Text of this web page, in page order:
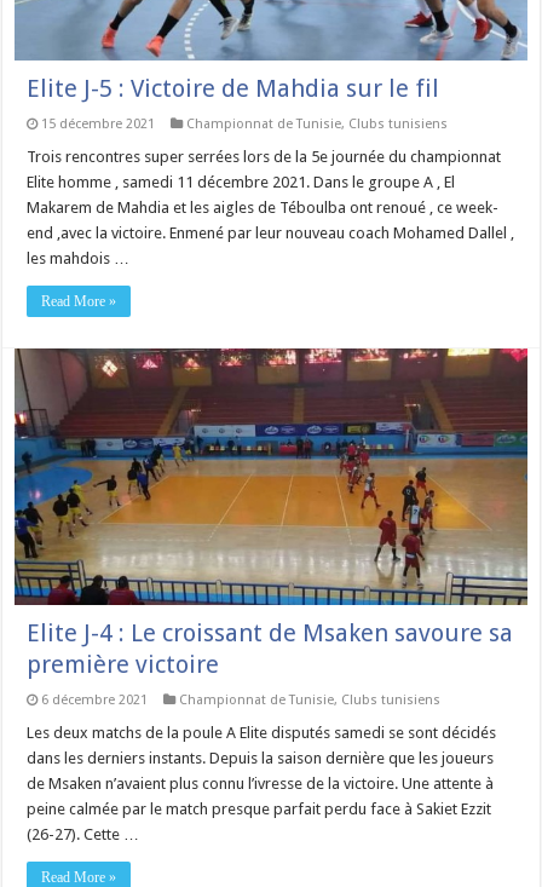
Elite J-5 : Victoire de Mahdia sur le fil
15 décembre 2021 Championnat de Tunisie, Clubs tunisiens
Trois rencontres super serrées lors de la 5e journée du championnat
Elite homme , samedi 11 décembre 2021. Dans le groupe A , El
Makarem de Mahdia et les aigles de Téboulba ont renoué , ce week-
end ,avec la victoire. Enmené par leur nouveau coach Mohamed Dallel ,
les mahdois …
Read More »
Elite J-4 : Le croissant de Msaken savoure sa
première victoire
6 décembre 2021 Championnat de Tunisie, Clubs tunisiens
Les deux matchs de la poule A Elite disputés samedi se sont décidés
dans les derniers instants. Depuis la saison dernière que les joueurs
de Msaken n’avaient plus connu l’ivresse de la victoire. Une attente à
peine calmée par le match presque parfait perdu face à Sakiet Ezzit
(26-27). Cette …
Read More »